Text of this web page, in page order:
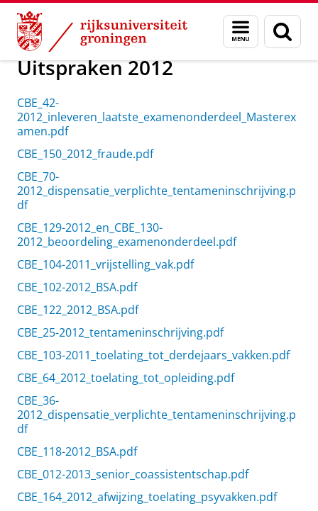
Skip
Content
Skip
Navigation
Menu
en
zoeken
Over ons CBE Uitspraken
Uitspraken 2012
CBE_42-
2012_inleveren_laatste_examenonderdeel_Masterex
amen.pdf
CBE_150_2012_fraude.pdf
CBE_70-
2012_dispensatie_verplichte_tentameninschrijving.p
df
CBE_129-2012_en_CBE_130-
2012_beoordeling_examenonderdeel.pdf
CBE_104-2011_vrijstelling_vak.pdf
CBE_102-2012_BSA.pdf
CBE_122_2012_BSA.pdf
CBE_25-2012_tentameninschrijving.pdf
CBE_103-2011_toelating_tot_derdejaars_vakken.pdf
CBE_64_2012_toelating_tot_opleiding.pdf
CBE_36-
2012_dispensatie_verplichte_tentameninschrijving.p
df
CBE_118-2012_BSA.pdf
CBE_012-2013_senior_coassistentschap.pdf
CBE_164_2012_afwijzing_toelating_psyvakken.pdf